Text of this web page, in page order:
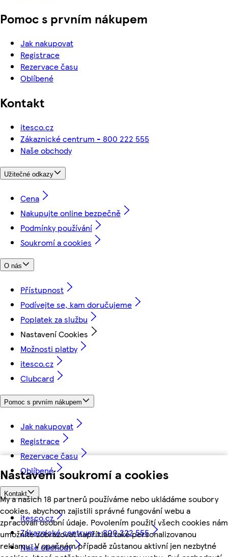
Nastavení soukromí a cookies
My a našich 18 partnerů používáme nebo ukládáme soubory
cookies, abychom zajistili správné fungování webu a
zpracovali osobní údaje. Povolením použití všech cookies nám
umožníte zobrazovat například také personalizovanou
reklamu. V opačném případě zůstanou aktivní jen nezbytné
Pomoc s prvním nákupem
Jak nakupovat
Registrace
Rezervace času
Oblíbené
Kontakt
itesco.cz
Zákaznické centrum - 800 222 555
Naše obchody
Užitečné odkazy
Cena
Nakupujte online bezpečně
Podmínky používání
Soukromí a cookies
O nás
Přístupnost
Podívejte se, kam doručujeme
Poplatek za službu
Nastavení Cookies
Možnosti platby
itesco.cz
Clubcard
Pomoc s prvním nákupem
Jak nakupovat
Registrace
Rezervace času
Oblíbené
Kontakt
itesco.cz
Zákaznické centrum - 800 222 555
Naše obchody